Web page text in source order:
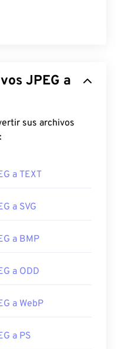
a
sus archivos
a TEXT
a SVG
a BMP
a ODD
a WebP
a PS